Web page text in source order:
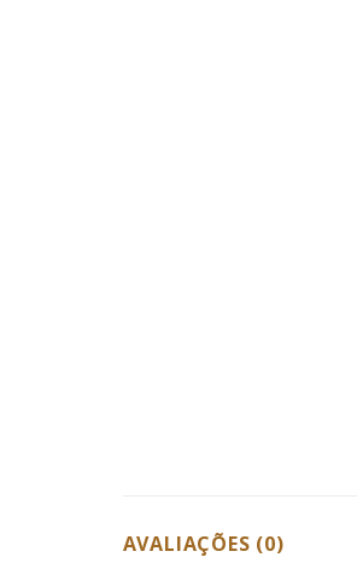
AVALIAÇÕES (0)